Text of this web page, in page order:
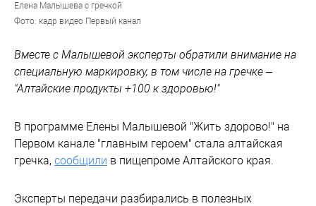
Елена Малышева с гречкой
Фото: кадр видео Первый канал
Вместе с Малышевой эксперты обратили внимание на
специальную маркировку, в том числе на гречке –
"Алтайские продукты +100 к здоровью!"
В программе Елены Малышевой "Жить здорово!" на
Первом канале "главным героем" стала алтайская
гречка, сообщили в пищепроме Алтайского края.
Эксперты передачи разбирались в полезных